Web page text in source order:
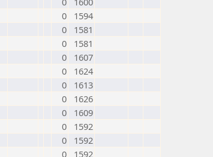
0
1594
0
1581
0
1581
0
1607
0
1624
0
1613
0
1626
0
1609
0
1592
0
1592
0
1592